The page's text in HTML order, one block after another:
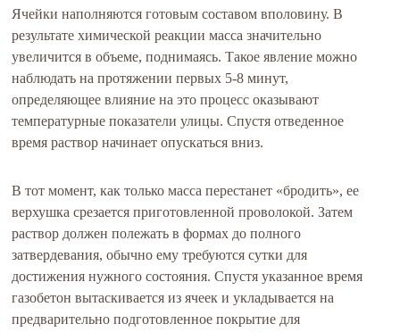
Ячейки наполняются готовым составом вполовину. В
результате химической реакции масса значительно
увеличится в объеме, поднимаясь. Такое явление можно
наблюдать на протяжении первых 5-8 минут,
определяющее влияние на это процесс оказывают
температурные показатели улицы. Спустя отведенное
время раствор начинает опускаться вниз.
В тот момент, как только масса перестанет «бродить», ее
верхушка срезается приготовленной проволокой. Затем
раствор должен полежать в формах до полного
затвердевания, обычно ему требуются сутки для
достижения нужного состояния. Спустя указанное время
газобетон вытаскивается из ячеек и укладывается на
предварительно подготовленное покрытие для